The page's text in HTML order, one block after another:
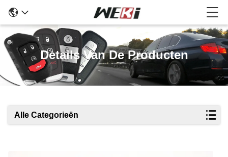
Details Van De Producten
Alle Categorieën